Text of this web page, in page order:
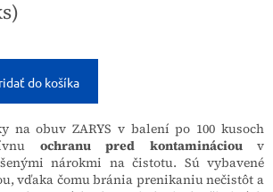
do košíka
na obuv ZARYS v balení po 100 kusoch
ochranu pred kontamináciouv
nárokmi na čistotu. Sú vybavené
vďaka čomu bránia prenikaniu nečistôt a